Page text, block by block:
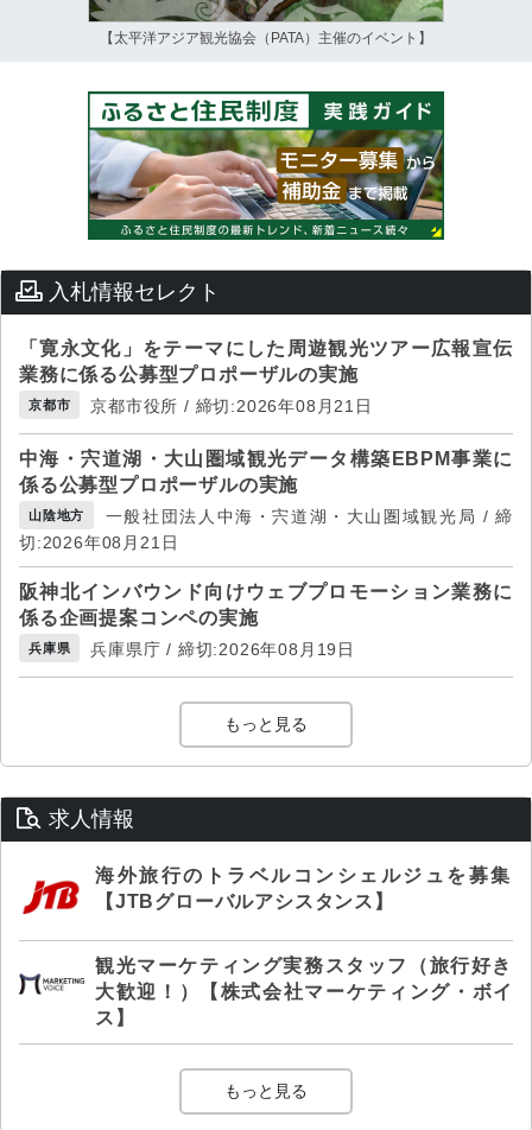
【太平洋アジア観光協会（PATA）主催のイベント】
入札情報セレクト
「寛永文化」をテーマにした周遊観光ツアー広報宣伝
業務に係る公募型プロポーザルの実施
京都市 京都市役所 / 締切:2026年08月21日
中海・宍道湖・大山圏域観光データ構築EBPM事業に
係る公募型プロポーザルの実施
山陰地方
一般社団法人中海・宍道湖・大山圏域観光局 / 締
切:2026年08月21日
阪神北インバウンド向けウェブプロモーション業務に
係る企画提案コンペの実施
兵庫県 兵庫県庁 / 締切:2026年08月19日
もっと見る
求人情報
海外旅行のトラベルコンシェルジュを募集
【JTBグローバルアシスタンス】
観光マーケティング実務スタッフ（旅行好き
大歓迎！）【株式会社マーケティング・ボイ
ス】
もっと見る